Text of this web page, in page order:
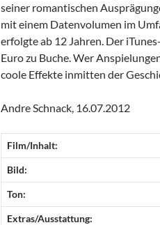
seiner romantischen
mit einem Datenvolumen im
erfolgte ab 12 Jahren. Der
Euro zu Buche. Wer
coole Effekte inmitten der
Andre Schnack, 16.07.2012
Film/Inhalt:
Bild:
Ton:
Extras/Ausstattung: